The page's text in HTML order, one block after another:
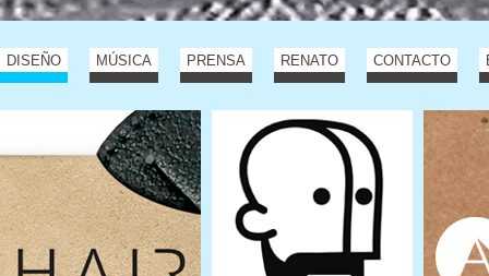
DISEÑO MÚSICA PRENSA RENATO CONTACTO